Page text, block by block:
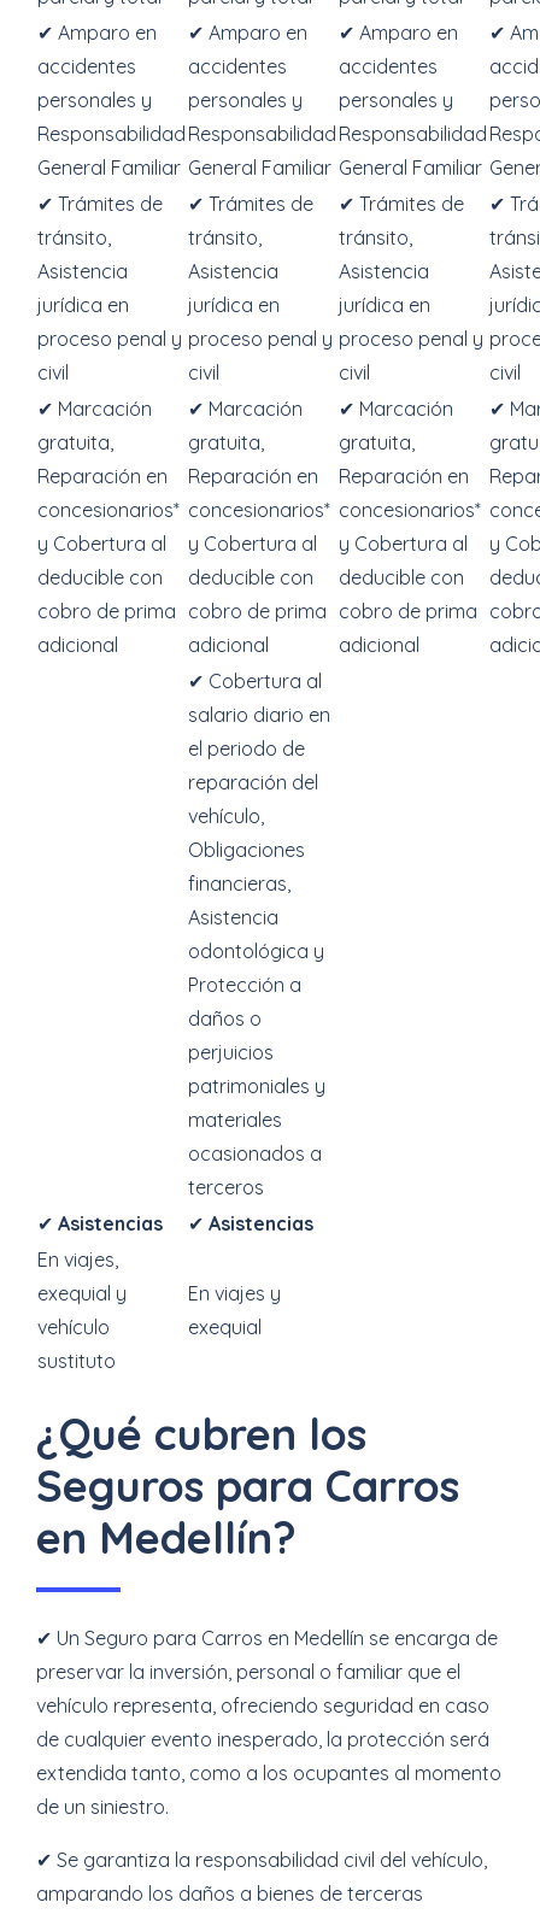
✔ Amparo en
accidentes
personales y
Responsabilidad
General Familiar
✔ Amparo en
accidentes
personales y
Responsabilidad
General Familiar
✔ Amparo en
accidentes
personales y
Responsabilidad
General Familiar
✔
✔ Trámites de
tránsito,
Asistencia
jurídica en
proceso penal y
civil
✔ Trámites de
tránsito,
Asistencia
jurídica en
proceso penal y
civil
✔ Trámites de
tránsito,
Asistencia
jurídica en
proceso penal y
civil
✔
civil
✔ Marcación
gratuita,
Reparación en
concesionarios*
y Cobertura al
deducible con
cobro de prima
adicional
✔ Marcación
gratuita,
Reparación en
concesionarios*
y Cobertura al
deducible con
cobro de prima
adicional
✔ Marcación
gratuita,
Reparación en
concesionarios*
y Cobertura al
deducible con
cobro de prima
adicional
✔
y
✔ Cobertura al
salario diario en
el periodo de
reparación del
vehículo,
Obligaciones
financieras,
Asistencia
odontológica y
Protección a
daños o
perjuicios
patrimoniales y
materiales
ocasionados a
terceros
✔ Asistencias ✔ Asistencias
En viajes,
exequial y
vehículo
sustituto
En viajes y
exequial
¿Qué cubren los
Seguros para Carros
en Medellín?
✔ Un Seguro para Carros en Medellín se encarga de
preservar la inversión, personal o familiar que el
vehículo representa, ofreciendo seguridad en caso
de cualquier evento inesperado, la protección será
extendida tanto, como a los ocupantes al momento
de un siniestro.
✔ Se garantiza la responsabilidad civil del vehículo,
amparando los daños a bienes de terceras